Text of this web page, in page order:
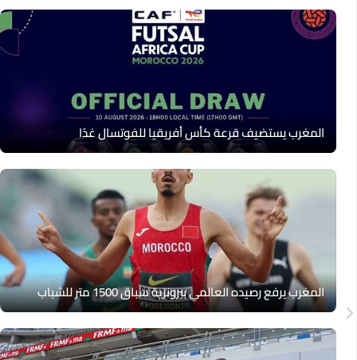
المغرب يستضيف قرعة كأس أفريقيا للفوتسال غدًا
المغرب يرفع رصيده العالمي ببرونزية سباق 1500 متر للشباب